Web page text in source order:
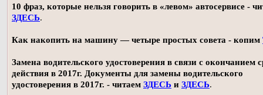
10 фраз, которые нельзя говорить в «левом» автосервисе -
ЗДЕСЬ.
Как накопить на машину — четыре простых совета - копим
Замена водительского удостоверения в связи с окончанием
действия в 2017г. Документы для замены водительского
удостоверения в 2017г. - читаем ЗДЕСЬ и ЗДЕСЬ.